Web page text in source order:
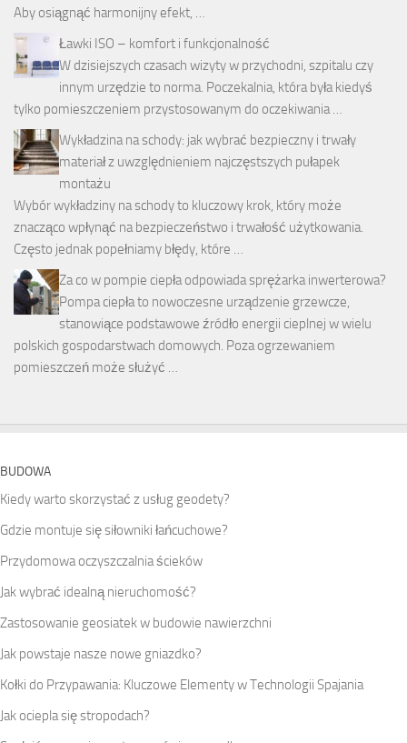
Aby osiągnąć harmonijny efekt, …
Ławki ISO – komfort i funkcjonalność
W dzisiejszych czasach wizyty w przychodni, szpitalu czy
innym urzędzie to norma. Poczekalnia, która była kiedyś
tylko pomieszczeniem przystosowanym do oczekiwania …
Wykładzina na schody: jak wybrać bezpieczny i trwały
materiał z uwzględnieniem najczęstszych pułapek
montażu
Wybór wykładziny na schody to kluczowy krok, który może
znacząco wpłynąć na bezpieczeństwo i trwałość użytkowania.
Często jednak popełniamy błędy, które …
Za co w pompie ciepła odpowiada sprężarka inwerterowa?
Pompa ciepła to nowoczesne urządzenie grzewcze,
stanowiące podstawowe źródło energii cieplnej w wielu
polskich gospodarstwach domowych. Poza ogrzewaniem
pomieszczeń może służyć …
BUDOWA
Kiedy warto skorzystać z usług geodety?
Gdzie montuje się siłowniki łańcuchowe?
Przydomowa oczyszczalnia ścieków
Jak wybrać idealną nieruchomość?
Zastosowanie geosiatek w budowie nawierzchni
Jak powstaje nasze nowe gniazdko?
Kołki do Przypawania: Kluczowe Elementy w Technologii Spajania
Jak ociepla się stropodach?